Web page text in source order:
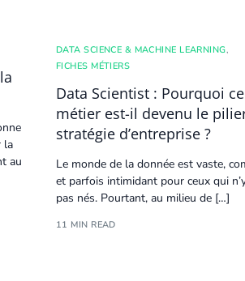
la
au
DATA SCIENCE & MACHINE LEARNING,
FICHES MÉTIERS
Data Scientist : Pourquoi ce
métier est-il devenu le
stratégie d’entreprise ?
Le monde de la donnée est vaste,
et parfois intimidant pour ceux qui
pas nés. Pourtant, au milieu de […]
11 MIN READ